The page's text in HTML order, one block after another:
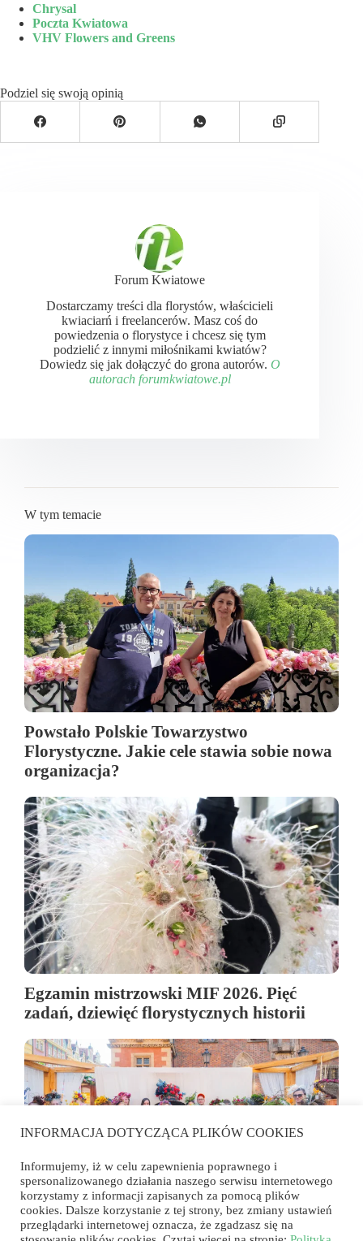
Chrysal
Poczta Kwiatowa
VHV Flowers and Greens
Podziel się swoją opinią
Forum Kwiatowe
Dostarczamy treści dla florystów, właścicieli
kwiaciarń i freelancerów. Masz coś do
powiedzenia o florystyce i chcesz się tym
podzielić z innymi miłośnikami kwiatów?
Dowiedz się jak dołączyć do grona autorów. O
autorach forumkwiatowe.pl
W tym temacie
Powstało Polskie Towarzystwo
Florystyczne. Jakie cele stawia sobie nowa
organizacja?
Egzamin mistrzowski MIF 2026. Pięć
zadań, dziewięć florystycznych historii
Florystyka wyszła na rynek. Konkurs
INFORMACJA DOTYCZĄCA PLIKÓW COOKIES
Informujemy, iż w celu zapewnienia poprawnego i
spersonalizowanego działania naszego serwisu internetowego
korzystamy z informacji zapisanych za pomocą plików
cookies. Dalsze korzystanie z tej strony, bez zmiany ustawień
przeglądarki internetowej oznacza, że zgadzasz się na